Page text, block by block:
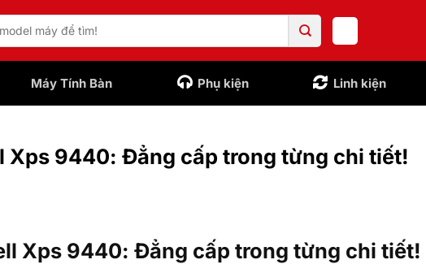
Máy Tính Bàn Phụ kiện Linh kiện
Xps 9440: Đẳng cấp trong từng chi tiết!
Xps 9440: Đẳng cấp trong từng chi tiết!